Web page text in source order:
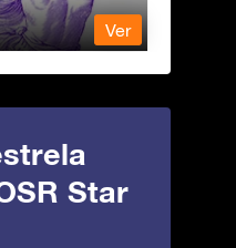
Ver
Star